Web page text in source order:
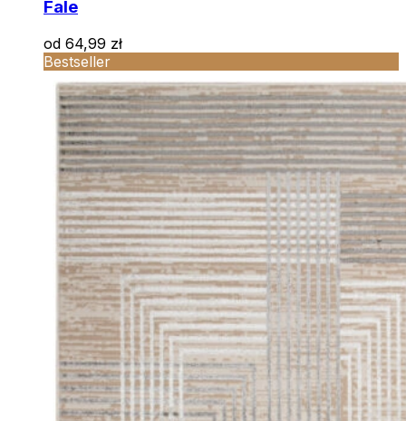
Fale
od 64,99 zł
Bestseller